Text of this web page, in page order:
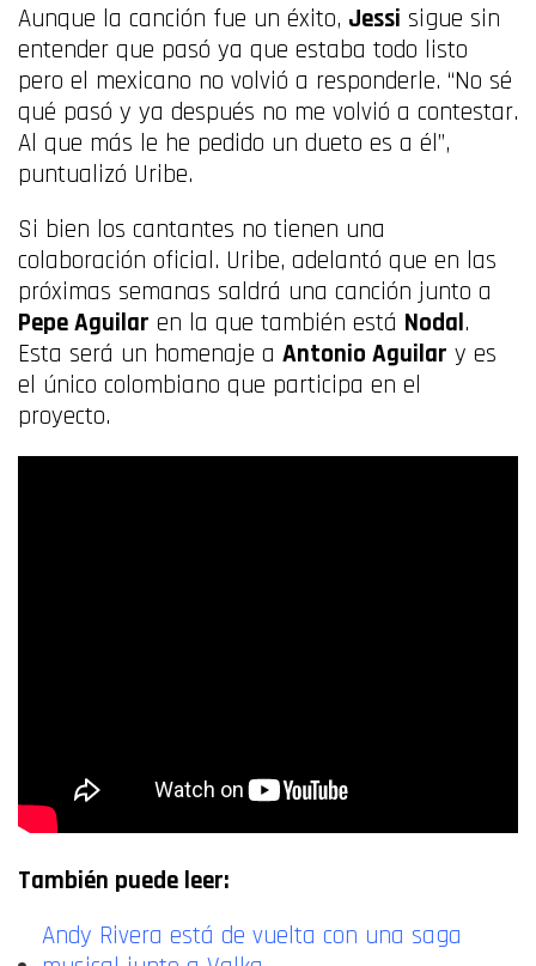
Aunque la canción fue un éxito, Jessi sigue sin
entender que pasó ya que estaba todo listo
pero el mexicano no volvió a responderle. “No sé
qué pasó y ya después no me volvió a contestar.
Al que más le he pedido un dueto es a él”,
puntualizó Uribe.
Si bien los cantantes no tienen una
colaboración oficial. Uribe, adelantó que en las
próximas semanas saldrá una canción junto a
Pepe Aguilar en la que también está Nodal.
Esta será un homenaje a Antonio Aguilar y es
el único colombiano que participa en el
proyecto.
También puede leer:
Andy Rivera está de vuelta con una saga